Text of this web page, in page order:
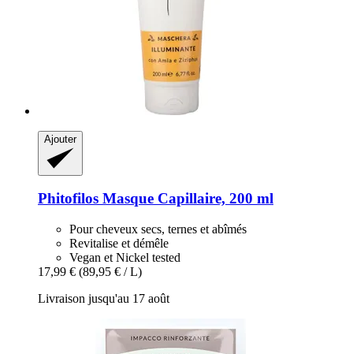
Ajouter
Phitofilos Masque Capillaire, 200 ml
Pour cheveux secs, ternes et abîmés
Revitalise et démêle
Vegan et Nickel tested
17,99 € (89,95 € / L)
Livraison jusqu'au 17 août